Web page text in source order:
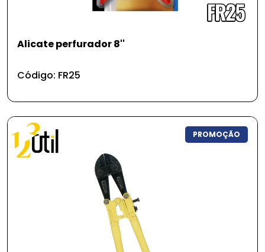
Cerâmica
Promoção
Somente em promoção
Alicate perfurador 8''
Código: FR25
PROMOÇÃO